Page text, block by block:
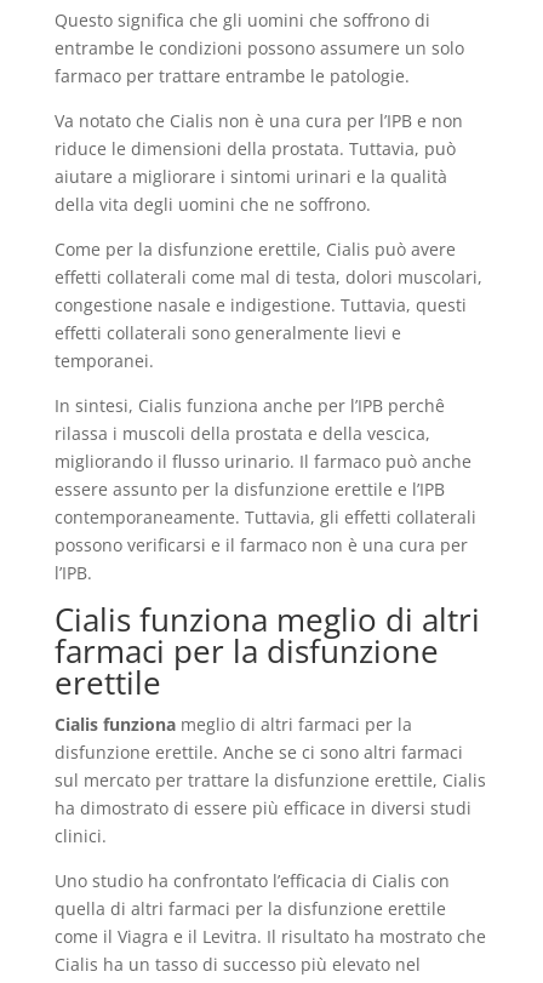
Questo significa che gli uomini che soffrono di
entrambe le condizioni possono assumere un solo
farmaco per trattare entrambe le patologie.
Va notato che Cialis non è una cura per l’IPB e non
riduce le dimensioni della prostata. Tuttavia, può
aiutare a migliorare i sintomi urinari e la qualità
della vita degli uomini che ne soffrono.
Come per la disfunzione erettile, Cialis può avere
effetti collaterali come mal di testa, dolori muscolari,
congestione nasale e indigestione. Tuttavia, questi
effetti collaterali sono generalmente lievi e
temporanei.
In sintesi, Cialis funziona anche per l’IPB perchê
rilassa i muscoli della prostata e della vescica,
migliorando il flusso urinario. Il farmaco può anche
essere assunto per la disfunzione erettile e l’IPB
contemporaneamente. Tuttavia, gli effetti collaterali
possono verificarsi e il farmaco non è una cura per
l’IPB.
Cialis funziona meglio di altri
farmaci per la disfunzione
erettile
Cialis funzionameglio di altri farmaci per la
disfunzione erettile. Anche se ci sono altri farmaci
sul mercato per trattare la disfunzione erettile, Cialis
ha dimostrato di essere più efficace in diversi studi
clinici.
Uno studio ha confrontato l’efficacia di Cialis con
quella di altri farmaci per la disfunzione erettile
come il Viagra e il Levitra. Il risultato ha mostrato che
Cialis ha un tasso di successo più elevato nel